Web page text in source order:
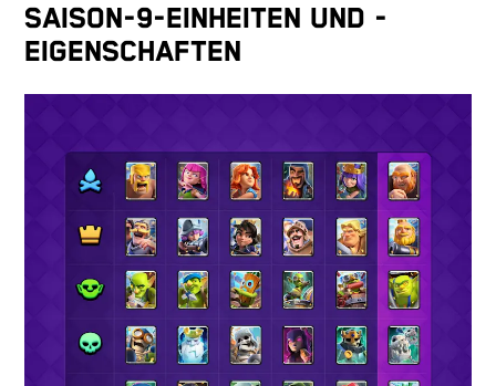
Saison-9-Einheiten und -
Eigenschaften